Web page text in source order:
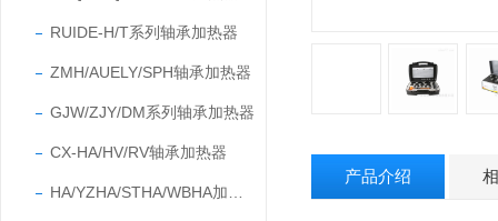
RUIDE-H/T系列轴承加热器
ZMH/AUELY/SPH轴承加热器
GJW/ZJY/DM系列轴承加热器
CX-HA/HV/RV轴承加热器
产品介绍